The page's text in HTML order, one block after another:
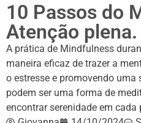
10 Passos do
Atenção plena.
A prática de Mindfulness
maneira eficaz de trazer a
o estresse e promovendo uma
podem ser uma forma de
encontrar serenidade em cada